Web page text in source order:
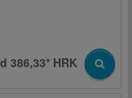
386,33* HRK